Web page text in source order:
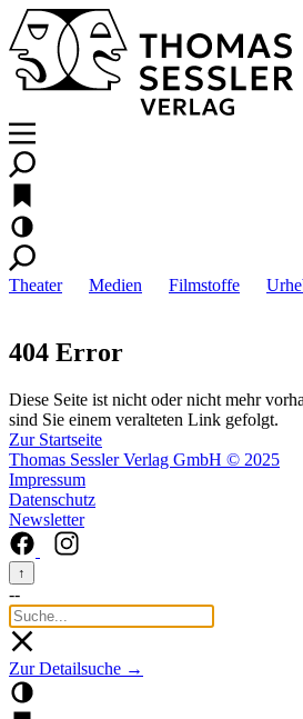
Theater Medien Filmstoffe
404 Error
Diese Seite ist nicht oder nicht mehr
sind Sie einem veralteten Link gefolgt.
Zur Startseite
Thomas Sessler Verlag GmbH © 2025
Impressum
Datenschutz
Newsletter
↑
--
Zur Detailsuche →